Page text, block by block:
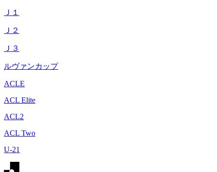
Ｊ１
Ｊ２
Ｊ３
ルヴァンカップ
ACLE
ACL Elite
ACL2
ACL Two
U-21